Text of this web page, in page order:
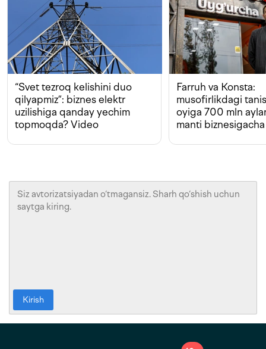
“Svet tezroq kelishini duo
qilyapmiz”: biznes elektr
uzilishiga qanday yechim
topmoqda? Video
Farruh va Konsta:
musofirlikdagi
oyiga 700 mln
manti biznesigacha
Kirish